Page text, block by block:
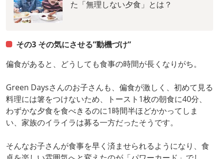
た「無理しない夕食」とは？
その3 その気にさせる”動機づけ”
偏食があると、どうしても食事の時間が長くなりがち。
Green Daysさんのお子さんも、偏食が激しく、初めて見る
料理には箸をつけないため、トースト1枚の朝食に40分、
わずかな夕食を食べきるのに1時間半ほどかかってしま
い、家族のイライラは募る一方だったそうです。
そんなお子さんが食事を早く済ませられるようになり、食